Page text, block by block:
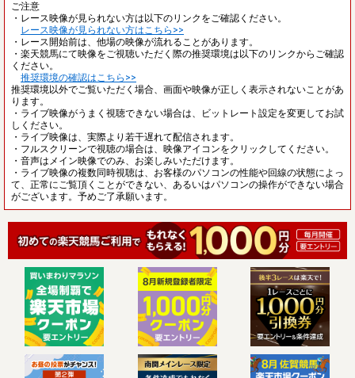
ご注意
・レース映像が見られない方は以下のリンクをご確認ください。
レース映像が見られない方はこちら>>
・レース開始前は、他場の映像が流れることがあります。
・楽天競馬にて映像をご視聴いただく際の推奨環境は以下のリンクからご確認
ください。
推奨環境の確認はこちら>>
推奨環境以外でご覧いただく場合、画面や映像が正しく表示されないことがあ
ります。
・ライブ映像がうまく視聴できない場合は、ビットレート設定を変更してお試
しください。
・ライブ映像は、実際より若干遅れて配信されます。
・フルスクリーンで視聴の場合は、映像アイコンをクリックしてください。
・音声はメイン映像でのみ、お楽しみいただけます。
・ライブ映像の複数同時視聴は、お客様のパソコンの性能や回線の状態によっ
て、正常にご覧頂くことができない、あるいはパソコンの操作ができない場合
がございます。予めご了承願います。